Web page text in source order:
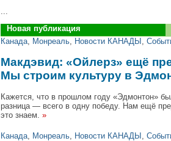
Новая публикация
Канада
Монреаль Новости КАНАДЫ
Макдэвид: «Ойлерз» ещё
Мы строим культуру в
Кажется, что в прошлом году «Эдмонтон»
разница — всего в одну победу. Нам ещё
это знаем. »
Канада Монреаль Новости КАНАДЫ